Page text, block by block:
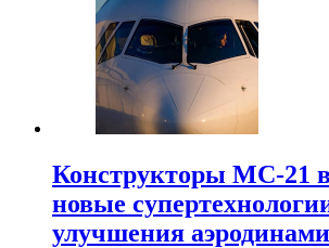
Конструкторы МС-21
новые
улучшения